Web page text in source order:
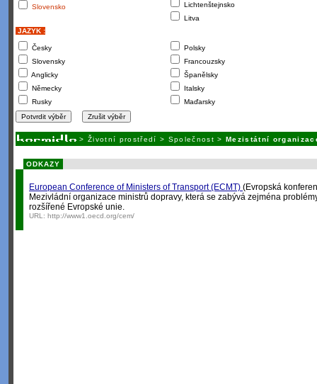
Slovensko
Lichtenštejnsko
Litva
JAZYK :
Česky
Slovensky
Anglicky
Německy
Rusky
Polsky
Francouzsky
Španělsky
Italsky
Maďarsky
> Životní prostředí > Společnost >Mezistátní
ODKAZY
European Conference of Ministers of Transport (ECMT) (Evropská
Mezivládní organizace ministrů dopravy, která se zabývá zejména
rozšířené Evropské unie.
URL: http://www1.oecd.org/cem/